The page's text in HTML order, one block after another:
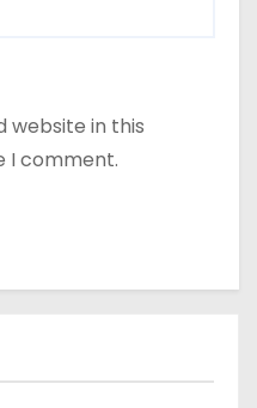
website in this
I comment.